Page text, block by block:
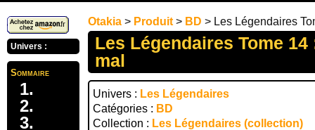
Univers :
Sommaire
Otakia > Produit > BD > Les Légendaires
Les Légendaires Tome 14
mal
Univers : Les Légendaires
Catégories : BD
Collection : Les Légendaires (collection)